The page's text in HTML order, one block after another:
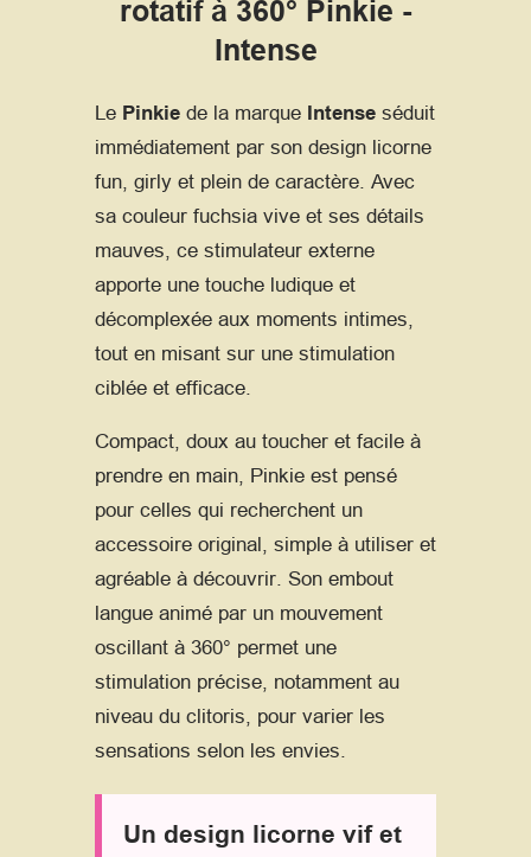
rotatif à 360° Pinkie -
Intense
Le Pinkie de la marque Intense séduit
immédiatement par son design licorne
fun, girly et plein de caractère. Avec
sa couleur fuchsia vive et ses détails
mauves, ce stimulateur externe
apporte une touche ludique et
décomplexée aux moments intimes,
tout en misant sur une stimulation
ciblée et efficace.
Compact, doux au toucher et facile à
prendre en main, Pinkie est pensé
pour celles qui recherchent un
accessoire original, simple à utiliser et
agréable à découvrir. Son embout
langue animé par un mouvement
oscillant à 360° permet une
stimulation précise, notamment au
niveau du clitoris, pour varier les
sensations selon les envies.
Un design licorne vif et